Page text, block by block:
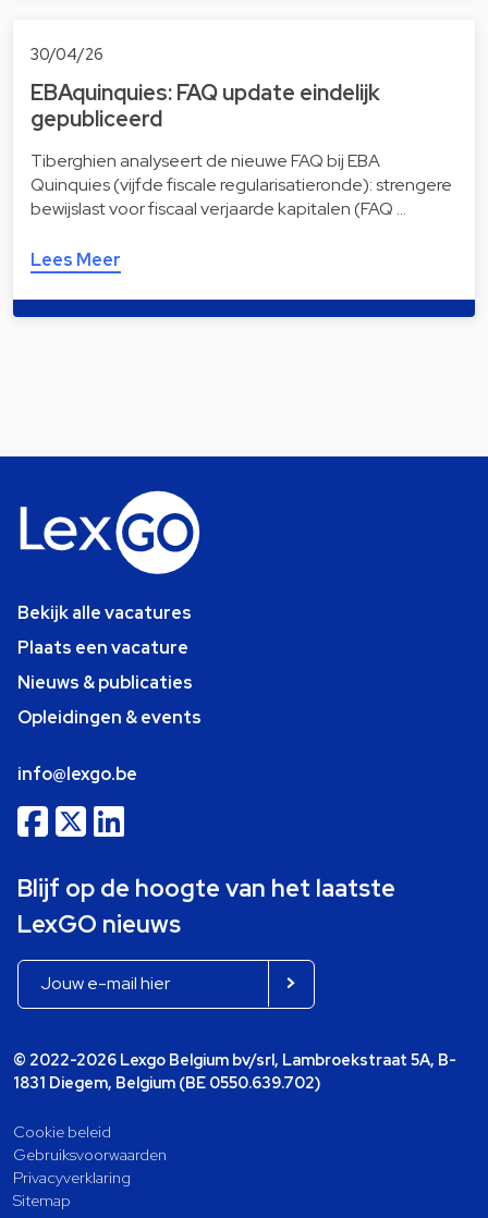
30/04/26
EBAquinquies: FAQ update eindelijk
gepubliceerd
Tiberghien analyseert de nieuwe FAQ bij EBA
Quinquies (vijfde fiscale regularisatieronde): strengere
bewijslast voor fiscaal verjaarde kapitalen (FAQ …
Lees Meer
Bekijk alle vacatures
Plaats een vacature
Nieuws & publicaties
Opleidingen & events
info@lexgo.be
Blijf op de hoogte van het laatste
LexGO nieuws
© 2022-2026 Lexgo Belgium bv/srl, Lambroekstraat 5A, B-
1831 Diegem, Belgium (BE 0550.639.702)
Cookie beleid
Gebruiksvoorwaarden
Privacyverklaring
Sitemap